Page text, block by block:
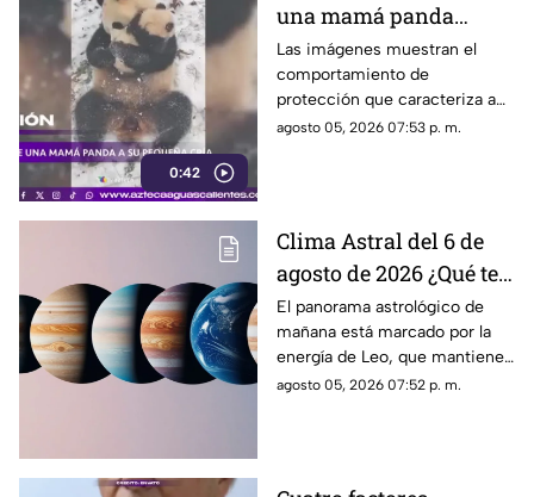
0:42
una mamá panda
protege a su cría
Las imágenes muestran el
comportamiento de
protección que caracteriza a
las pandas gigantes durante los
agosto 05, 2026 07:53 p. m.
Clima Astral del 6 de
agosto de 2026 ¿Qué te
depara la energía del
día?
El panorama astrológico de
mañana está marcado por la
energía de Leo, que mantiene
el enfoque en la creatividad, la
agosto 05, 2026 07:52 p. m.